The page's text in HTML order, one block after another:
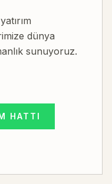
dünya
sunuyoruz.
HATTI